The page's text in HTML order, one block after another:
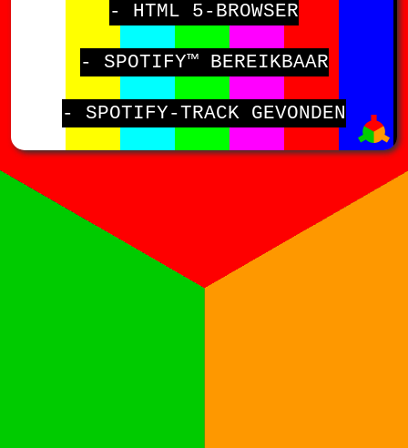
- HTML 5-BROWSER
- SPOTIFY™ BEREIKBAAR
- SPOTIFY-TRACK GEVONDEN